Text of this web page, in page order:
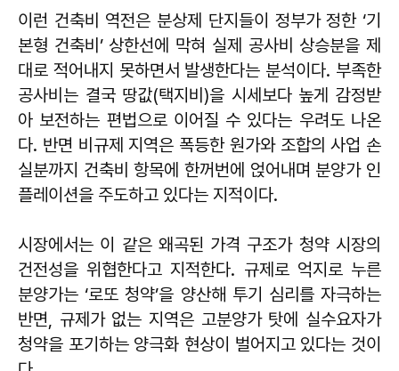
이런 건축비 역전은 분상제 단지들이 정부가 정한 ‘기
본형 건축비’ 상한선에 막혀 실제 공사비 상승분을 제
대로 적어내지 못하면서 발생한다는 분석이다. 부족한
공사비는 결국 땅값(택지비)을 시세보다 높게 감정받
아 보전하는 편법으로 이어질 수 있다는 우려도 나온
다. 반면 비규제 지역은 폭등한 원가와 조합의 사업 손
실분까지 건축비 항목에 한꺼번에 얹어내며 분양가 인
플레이션을 주도하고 있다는 지적이다.
시장에서는 이 같은 왜곡된 가격 구조가 청약 시장의
건전성을 위협한다고 지적한다. 규제로 억지로 누른
분양가는 ‘로또 청약’을 양산해 투기 심리를 자극하는
반면, 규제가 없는 지역은 고분양가 탓에 실수요자가
청약을 포기하는 양극화 현상이 벌어지고 있다는 것이